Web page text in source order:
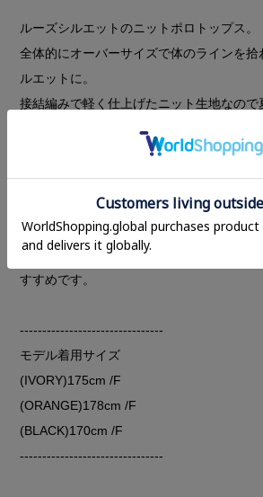
ルーズシルエットのニットポロトップス。
全体的にオーバーサイズで体のラインを拾
ルエットに。
接結編みで軽く仕上げたニット生地なので
肘にかかる袖丈と、フロントの多く配置さ
感をプラス。
ボタンはすべて閉めても、開けて抜いて着
変化を楽しめます。
スラックスやカプリパンツなどと合わせて
すすめです。
--------------------------------
モデル着用サイズ
(IVORY)175cm /F
(ORANGE)178cm /F
(BLACK)170cm /F
--------------------------------